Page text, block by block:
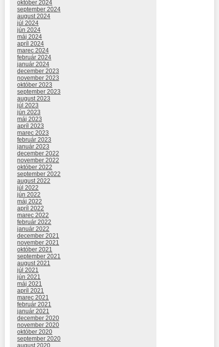
október 2024
september 2024
august 2024
júl 2024
jún 2024
máj 2024
apríl 2024
marec 2024
február 2024
január 2024
december 2023
november 2023
október 2023
september 2023
august 2023
júl 2023
jún 2023
máj 2023
apríl 2023
marec 2023
február 2023
január 2023
december 2022
november 2022
október 2022
september 2022
august 2022
júl 2022
jún 2022
máj 2022
apríl 2022
marec 2022
február 2022
január 2022
december 2021
november 2021
október 2021
september 2021
august 2021
júl 2021
jún 2021
máj 2021
apríl 2021
marec 2021
február 2021
január 2021
december 2020
november 2020
október 2020
september 2020
august 2020